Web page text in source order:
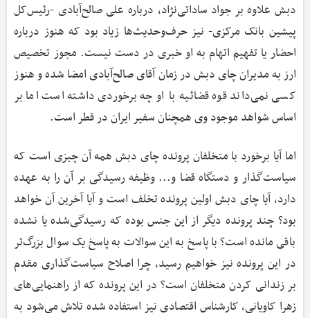
دبش علاوه بر جواد ساداتی‌نژاد، درباره علی صالح‌آبادی -رئیس‌کل
پیشین بانک مرکزی- نیز حرف‌وحدیث‌ها زیاد بود که هنوز درباره
احضار یا تفهیم اتهام به او خبری در دست نیست. مجوز تخصیص
ارز به مدیران چای دبش در زمان آقای صالح‌آبادی امضا شده و هنوز
کسی نمی‌داند قوه قضائیه با او چه برخوردی داشته است اما بر
اساس شواهد موجود وی همچنان سفیر ایران در قطر است.
اما آیا برخورد با متخلفان پرونده چای دبش همه آن چیزی است که
سیاست‌گذار و دستگاه قضا و... وظیفه رسیدگی بر آن را به عهده
دارد، آیا چای دبش اولین پرونده تخلف است و آیا آخرین آن خواهد
بود؟ چند پرونده دیگر از این جنس بوده که رسیدگی‌شده یا نشده
باقی مانده است؟ با پاسخ به این سوالات به پاسخ یک سوال بزرگ‌تر
در این پرونده نیز خواهیم رسید، چرا اصلاح سیاست‌گذاری مقدم
بر زندانی کردن متخلفان است؟ در این پرونده که از راهنمایی‌های
زهرا کاویانی، کارشناس اقتصادی نیز استفاده شده تلاش می‌شود به